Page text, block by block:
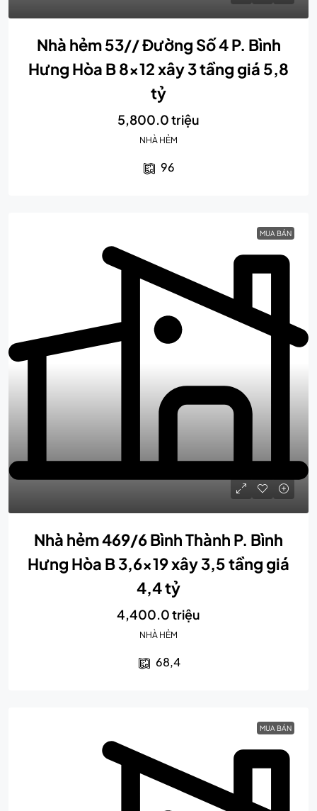
Nhà hẻm 53// Đường Số 4 P. Bình
Hưng Hòa B 8×12 xây 3 tầng giá 5,8
tỷ
5,800.0 triệu
NHÀ HẺM
96
MUA BÁN
Nhà hẻm 469/6 Bình Thành P. Bình
Hưng Hòa B 3,6×19 xây 3,5 tầng giá
4,4 tỷ
4,400.0 triệu
NHÀ HẺM
68,4
MUA BÁN